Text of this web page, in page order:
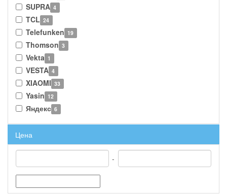
SUPRA 4
TCL 24
Telefunken 19
Thomson 3
Vekta 1
VESTA 4
XIAOMI 33
Yasin 12
Яндекс 6
Цена
-